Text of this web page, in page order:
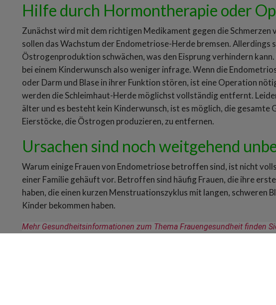
Hilfe durch Hormontherapie oder
Zunächst wird mit dem richtigen Medikament gegen die
sollen das Wachstum der Endometriose-Herde bremsen. Allerdings
Östrogenproduktion schwächen, was den Eisprung verhindern
bei einem Kinderwunsch also weniger infrage. Wenn die
oder Darm und Blase in ihrer Funktion stören, ist eine Operation
werden die Schleimhaut-Herde möglichst vollständig entfernt.
älter und es besteht kein Kinderwunsch, ist es möglich, die gesamte
Eierstöcke, die Östrogen produzieren, zu entfernen.
Ursachen sind noch weitgehend
Warum einige Frauen von Endometriose betroffen sind, ist nicht
einer Familie gehäuft vor. Betroffen sind häufig Frauen, die ihre
haben, die einen kurzen Menstruationszyklus mit langen, schweren
Kinder bekommen haben.
Mehr Gesundheitsinformationen zum Thema Frauengesundheit finden